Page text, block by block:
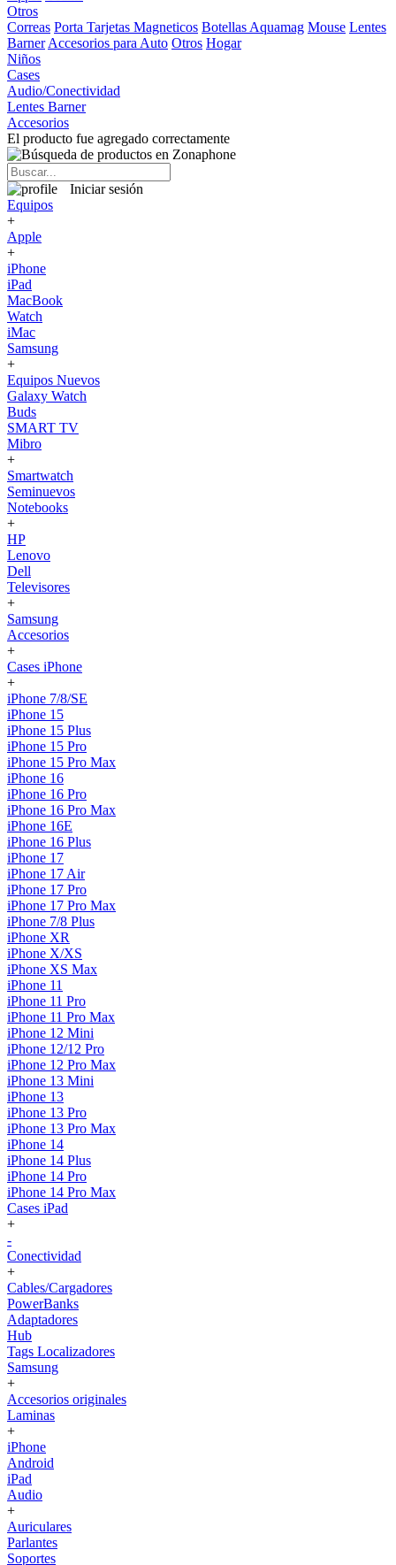
Otros
Correas Porta Tarjetas Magneticos Botellas Aquamag Mouse Lentes
Barner Accesorios para Auto Otros Hogar
Niños
Cases
Audio/Conectividad
Lentes Barner
Accesorios
El producto fue agregado correctamente
Iniciar sesión
Equipos
+
Apple
+
iPhone
iPad
MacBook
Watch
iMac
Samsung
+
Equipos Nuevos
Galaxy Watch
Buds
SMART TV
Mibro
+
Smartwatch
Seminuevos
Notebooks
+
HP
Lenovo
Dell
Televisores
+
Samsung
Accesorios
+
Cases iPhone
+
iPhone 7/8/SE
iPhone 15
iPhone 15 Plus
iPhone 15 Pro
iPhone 15 Pro Max
iPhone 16
iPhone 16 Pro
iPhone 16 Pro Max
iPhone 16E
iPhone 16 Plus
iPhone 17
iPhone 17 Air
iPhone 17 Pro
iPhone 17 Pro Max
iPhone 7/8 Plus
iPhone XR
iPhone X/XS
iPhone XS Max
iPhone 11
iPhone 11 Pro
iPhone 11 Pro Max
iPhone 12 Mini
iPhone 12/12 Pro
iPhone 12 Pro Max
iPhone 13 Mini
iPhone 13
iPhone 13 Pro
iPhone 13 Pro Max
iPhone 14
iPhone 14 Plus
iPhone 14 Pro
iPhone 14 Pro Max
Cases iPad
+
-
Conectividad
+
Cables/Cargadores
PowerBanks
Adaptadores
Hub
Tags Localizadores
Samsung
+
Accesorios originales
Laminas
+
iPhone
Android
iPad
Audio
+
Auriculares
Parlantes
Soportes